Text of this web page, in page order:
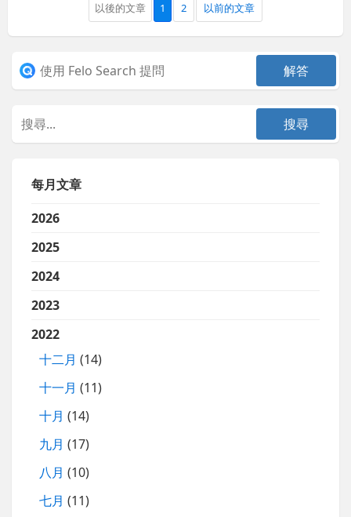
以後的文章 1 2 以前的文章
每月文章
2026
2025
2024
2023
2022
十二月 (14)
十一月 (11)
十月 (14)
九月 (17)
八月 (10)
七月 (11)